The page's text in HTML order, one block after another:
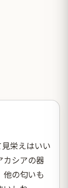
栄えはいい
カシアの器
の匂いも